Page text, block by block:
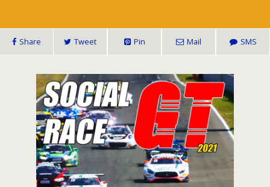
Share Tweet Pin Mail SMS